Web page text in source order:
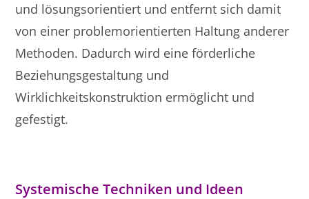
und lösungsorientiert und entfernt sich damit
von einer problemorientierten Haltung anderer
Methoden. Dadurch wird eine förderliche
Beziehungsgestaltung und
Wirklichkeitskonstruktion ermöglicht und
gefestigt.
Systemische Techniken und Ideen